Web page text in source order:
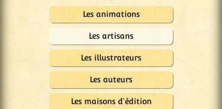
Les animations
Les artisans
Les illustrateurs
Les auteurs
Les maisons d'édition